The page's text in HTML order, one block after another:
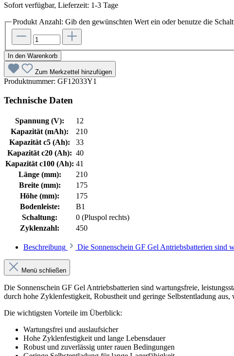
Sofort verfügbar, Lieferzeit: 1-3 Tage
Produkt Anzahl: Gib den gewünschten Wert ein oder benutze die
In den Warenkorb
Zum Merkzettel hinzufügen
Produktnummer: GF12033Y1
Technische Daten
Spannung (V):
12
Kapazität (mAh):
210
Kapazität c5 (Ah):
33
Kapazität c20 (Ah): 40
Kapazität c100 (Ah): 41
Länge (mm):
210
Breite (mm):
175
Höhe (mm):
175
Bodenleiste:
B1
Schaltung:
0 (Pluspol rechts)
Zyklenzahl:
450
Beschreibung Die Sonnenschein GF Gel Antriebsbatterien sind
Menü schließen
Die Sonnenschein GF Gel Antriebsbatterien sind wartungsfreie,
durch hohe Zyklenfestigkeit, Robustheit und geringe Selbstentladung
Die wichtigsten Vorteile im Überblick:
Wartungsfrei und auslaufsicher
Hohe Zyklenfestigkeit und lange Lebensdauer
Robust und zuverlässig unter rauen Bedingungen